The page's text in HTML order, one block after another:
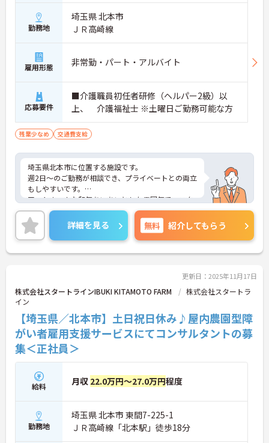
勤務地
埼玉県 北本市
ＪＲ高崎線
雇用形態 非常勤・パート・アルバイト
応募要件
■介護職員初任者研修（ヘルパー2級）以
上、 介護福祉士 ※土曜日ご勤務可能な方
残業少なめ 交通費支給
埼玉県北本市に位置する施設です。
週2日～のご勤務が相談でき、プライベートとの両立
もしやすいです。
アットホームな和気あいあいとした雰囲気で、スタ
ッフ同士の連携も抜群です。
ご興味のある方には、面接対策ポイントなど、さら
に詳細をお話しいたしますのでお気軽にご相談くだ
さい！
詳細を見る 無料 紹介してもらう
更新日：2025年11月17日
株式会社スタートラインIBUKI KITAMOTO FARM
株式会社スタートラ
イン
【埼玉県／北本市】土日祝日休み♪屋内農園型障
がい者雇用支援サービスにてコンサルタントの募
集＜正社員＞
給料 月収 22.0万円～27.0万円程度
勤務地
埼玉県 北本市 東間7-225-1
ＪＲ高崎線「北本駅」徒歩18分